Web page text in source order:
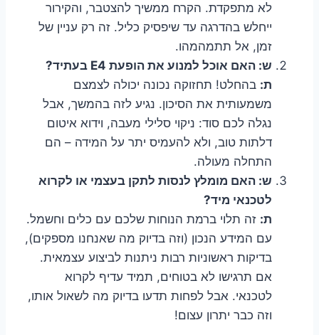
לא מתפקדת. הקרח ממשיך להצטבר, והקירור
ייחלש בהדרגה עד שיפסיק כליל. זה רק עניין של
זמן, אל תתמהמהו.
ש: האם אוכל למנוע את הופעת E4 בעתיד?
ת: בהחלט! תחזוקה נכונה יכולה לצמצם
משמעותית את הסיכון. נגיע לזה בהמשך, אבל
נגלה לכם סוד: ניקוי סלילי מעבה, וידוא איטום
דלתות טוב, ולא להעמיס יתר על המידה – הם
התחלה מעולה.
ש: האם מומלץ לנסות לתקן בעצמי או לקרוא
לטכנאי מיד?
ת: זה תלוי ברמת הנוחות שלכם עם כלים וחשמל.
עם המידע הנכון (וזה בדיוק מה שאנחנו מספקים),
בדיקות ראשוניות רבות ניתנות לביצוע עצמאית.
אם תרגישו לא בטוחים, תמיד עדיף לקרוא
לטכנאי. אבל לפחות תדעו בדיוק מה לשאול אותו,
וזה כבר יתרון עצום!